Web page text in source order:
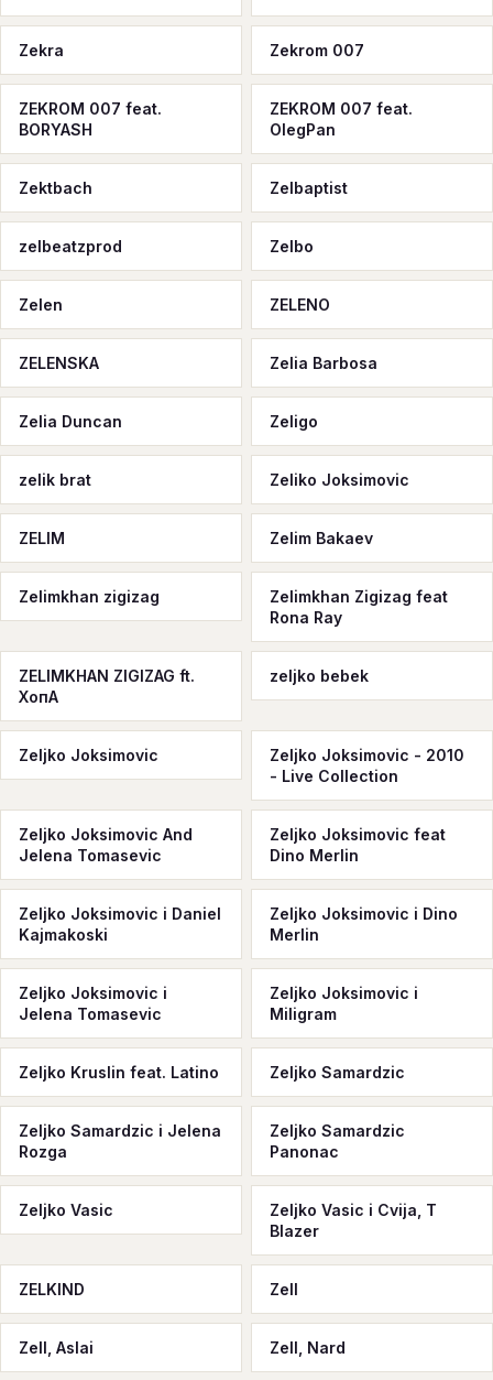
Zekra Zekrom 007
ZEKROM 007 feat.
BORYASH
ZEKROM 007 feat.
OlegPan
Zektbach Zelbaptist
zelbeatzprod Zelbo
Zelen ZELENO
ZELENSKA Zelia Barbosa
Zelia Duncan Zeligo
zelik brat Zeliko Joksimovic
ZELIM Zelim Bakaev
Zelimkhan zigizag
Zelimkhan Zigizag feat
Rona Ray
ZELIMKHAN ZIGIZAG ft.
ХопА
zeljko bebek
Zeljko Joksimovic
Zeljko Joksimovic - 2010
- Live Collection
Zeljko Joksimovic And
Jelena Tomasevic
Zeljko Joksimovic feat
Dino Merlin
Zeljko Joksimovic i Daniel
Kajmakoski
Zeljko Joksimovic i Dino
Merlin
Zeljko Joksimovic i
Jelena Tomasevic
Zeljko Joksimovic i
Miligram
Zeljko Kruslin feat. Latino Zeljko Samardzic
Zeljko Samardzic i Jelena
Rozga
Zeljko Samardzic
Panonac
Zeljko Vasic
Zeljko Vasic i Cvija, T
Blazer
ZELKIND Zell
Zell, Aslai Zell, Nard